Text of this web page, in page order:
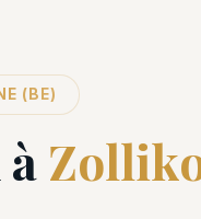
(BE)